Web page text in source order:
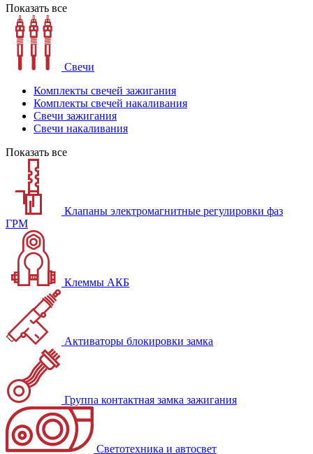
Показать все
Свечи
Комплекты свечей зажигания
Комплекты свечей накаливания
Свечи зажигания
Свечи накаливания
Показать все
Клапаны электромагнитные регулировки фаз
ГРМ
Клеммы АКБ
Активаторы блокировки замка
Группа контактная замка зажигания
Светотехника и автосвет